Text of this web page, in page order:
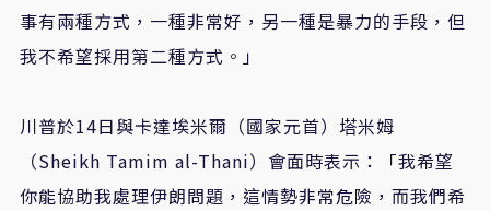
事有兩種方式，一種非常好，另一種是暴力的手段，但
我不希望採用第二種方式。」
川普於14日與卡達埃米爾（國家元首）塔米姆
（Sheikh Tamim al-Thani）會面時表示：「我希望
你能協助我處理伊朗問題，這情勢非常危險，而我們希